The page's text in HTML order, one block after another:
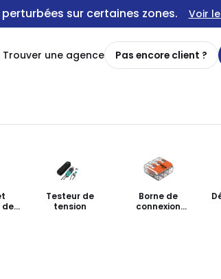
sur certaines zones. Voir
Trouver une agence Pas encore client ?
de
Testeur de
tension
Borne de
connexion